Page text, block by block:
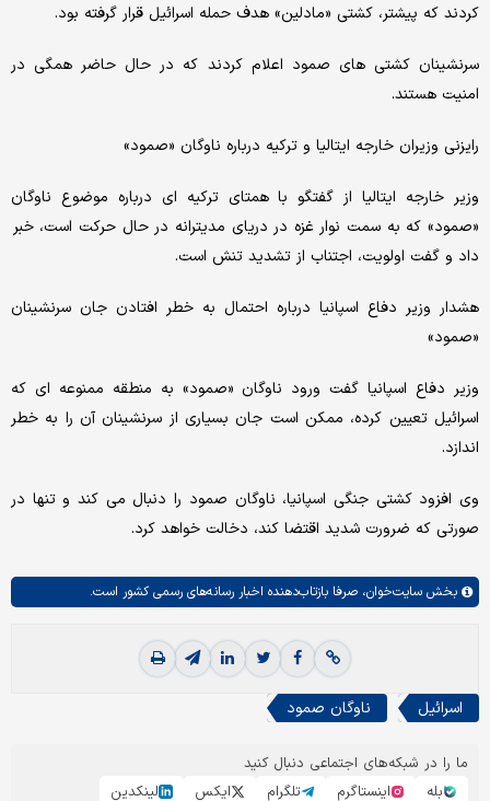
کردند که پیشتر، کشتی «مادلین» هدف حمله اسرائیل قرار گرفته بود.
سرنشینان کشتی های صمود اعلام کردند که در حال حاضر همگی در
امنیت هستند.
رایزنی وزیران خارجه ایتالیا و ترکیه درباره ناوگان «صمود»
وزیر خارجه ایتالیا از گفتگو با همتای ترکیه ای درباره موضوع ناوگان
«صمود» که به سمت نوار غزه در دریای مدیترانه در حال حرکت است، خبر
داد و گفت اولویت، اجتناب از تشدید تنش است.
هشدار وزیر دفاع اسپانیا درباره احتمال به خطر افتادن جان سرنشینان
«صمود»
وزیر دفاع اسپانیا گفت ورود ناوگان «صمود» به منطقه ممنوعه ای که
اسرائیل تعیین کرده، ممکن است جان بسیاری از سرنشینان آن را به خطر
اندازد.
وی افزود کشتی جنگی اسپانیا، ناوگان صمود را دنبال می کند و تنها در
صورتی که ضرورت شدید اقتضا کند، دخالت خواهد کرد.
بخش سایت‌خوان، صرفا بازتاب‌دهنده اخبار رسانه‌های رسمی کشور است.
اسرائیل ناوگان صمود
ما را در شبکه‌های اجتماعی دنبال کنید
بله
اینستاگرم تلگرام ایکس لینکدین